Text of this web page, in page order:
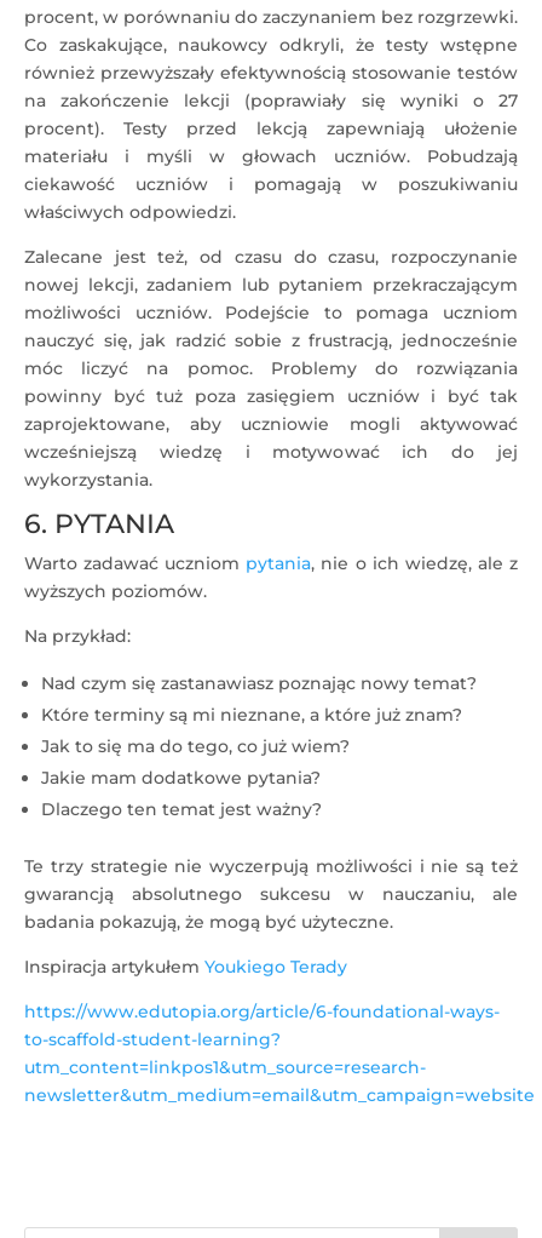
procent, w porównaniu do zaczynaniem bez rozgrzewki.
Co zaskakujące, naukowcy odkryli, że testy wstępne
również przewyższały efektywnością stosowanie testów
na zakończenie lekcji (poprawiały się wyniki o 27
procent). Testy przed lekcją zapewniają ułożenie
materiału i myśli w głowach uczniów. Pobudzają
ciekawość uczniów i pomagają w poszukiwaniu
właściwych odpowiedzi.
Zalecane jest też, od czasu do czasu, rozpoczynanie
nowej lekcji, zadaniem lub pytaniem przekraczającym
możliwości uczniów. Podejście to pomaga uczniom
nauczyć się, jak radzić sobie z frustracją, jednocześnie
móc liczyć na pomoc. Problemy do rozwiązania
powinny być tuż poza zasięgiem uczniów i być tak
zaprojektowane, aby uczniowie mogli aktywować
wcześniejszą wiedzę i motywować ich do jej
wykorzystania.
6. PYTANIA
Warto zadawać uczniom pytania, nie o ich wiedzę, ale z
wyższych poziomów.
Na przykład:
Nad czym się zastanawiasz poznając nowy temat?
Które terminy są mi nieznane, a które już znam?
Jak to się ma do tego, co już wiem?
Jakie mam dodatkowe pytania?
Dlaczego ten temat jest ważny?
Te trzy strategie nie wyczerpują możliwości i nie są też
gwarancją absolutnego sukcesu w nauczaniu, ale
badania pokazują, że mogą być użyteczne.
Inspiracja artykułem Youkiego Terady
https://www.edutopia.org/article/6-foundational-ways-
to-scaffold-student-learning?
utm_content=linkpos1&utm_source=research-
newsletter&utm_medium=email&utm_campaign=website